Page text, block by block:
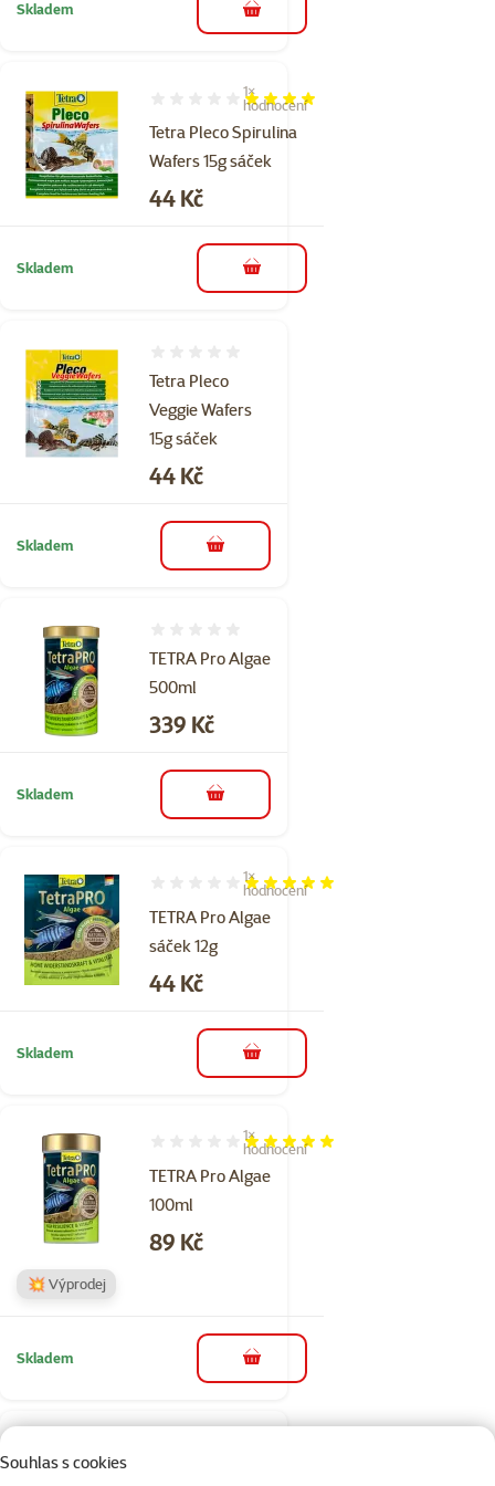
Souhlas s cookies
Skladem do košíku
Tetra Pleco Spirulina
Wafers 15g sáček
Hodnocení 80%, počet hodnocení: 1
1×
hodnocení
Cena
44 Kč
Skladem do košíku
Tetra Pleco
Veggie Wafers
15g sáček
Cena
44 Kč
Skladem do košíku
TETRA Pro Algae
500ml
Cena
339 Kč
Skladem do košíku
TETRA Pro Algae
sáček 12g
Hodnocení 100%, počet hodnocení: 1
1×
hodnocení
Cena
44 Kč
Skladem do košíku
TETRA Pro Algae
100ml
Hodnocení 100%, počet hodnocení: 1
1×
hodnocení
Cena
89 Kč
💥 Výprodej
Skladem do košíku